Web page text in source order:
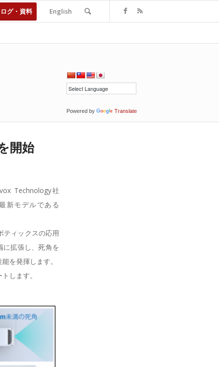
グ・資料 English
Powered by Translate
開始
Technology社
新モデルである
ィックスの応用
に拡張し、死角を
を発揮します。
します。